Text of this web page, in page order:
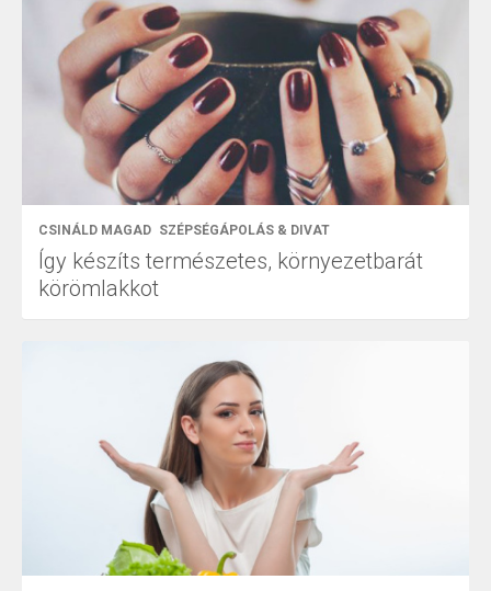
CSINÁLD MAGAD SZÉPSÉGÁPOLÁS & DIVAT
Így készíts természetes, környezetbarát
körömlakkot